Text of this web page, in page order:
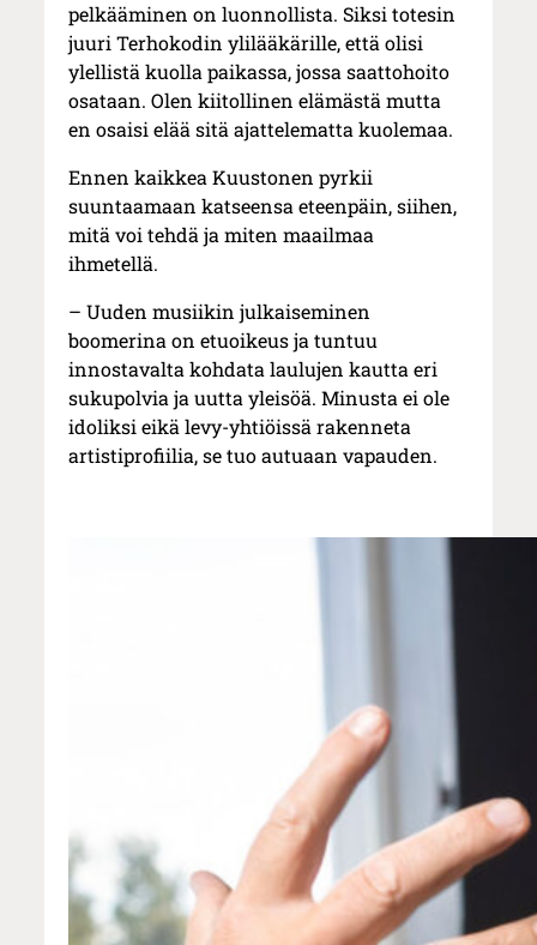
pelkääminen on luonnollista. Siksi totesin
juuri Terhokodin ylilääkärille, että olisi
ylellistä kuolla paikassa, jossa saattohoito
osataan. Olen kiitollinen elämästä mutta
en osaisi elää sitä ajattelematta kuolemaa.
Ennen kaikkea Kuustonen pyrkii
suuntaamaan katseensa eteenpäin, siihen,
mitä voi tehdä ja miten maailmaa
ihmetellä.
– Uuden musiikin julkaiseminen
boomerina on etuoikeus ja tuntuu
innostavalta kohdata laulujen kautta eri
sukupolvia ja uutta yleisöä. Minusta ei ole
idoliksi eikä levy-yhtiöissä rakenneta
artistiprofiilia, se tuo autuaan vapauden.